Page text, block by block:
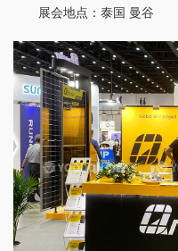
展会地点：泰国 曼谷